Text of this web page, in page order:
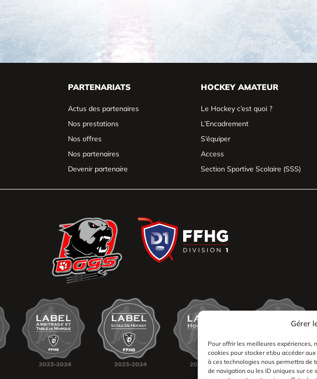
Gérer
Pour offrir les meilleures expériences,
cookies pour stocker et/ou accéder
à ces technologies nous permettra de
de navigation ou les ID uniques sur ce
PARTENARIATS
Actus des partenaires
Nos prestations
Nos offres
Nos partenaires
Devenir partenaire
HOCKEY AMATEUR
Le Hockey c’est quoi ?
L’Encadrement
S’équiper
Access
Section Sportive Scolaire (SSS)